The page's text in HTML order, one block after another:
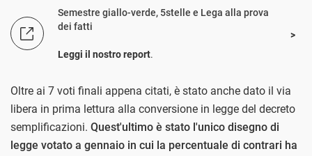
Semestre giallo-verde, 5stelle e Lega alla prova
dei fatti
Leggi il nostro report.
Oltre ai 7 voti finali appena citati, è stato anche dato il via
libera in prima lettura alla conversione in legge del decreto
semplificazioni. Quest'ultimo è stato l'unico disegno di
legge votato a gennaio in cui la percentuale di contrari ha